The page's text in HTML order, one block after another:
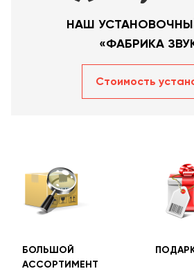
НАШ
«ФАБРИКА
Стоимость
БОЛЬШОЙ
АССОРТИМЕНТ